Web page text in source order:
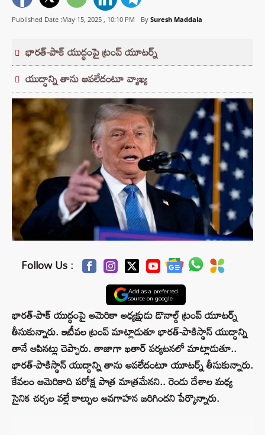
Published Date :May 15, 2025 , 10:10 PM By Suresh Maddala
భారత్-పాక్ యుద్ధంపై ట్రంప్ యూటర్న్
యుద్ధాన్ని తాను ఆపలేదంటూ వ్యాఖ్య
Follow Us :
Add as a preferred
source on google
భారత్-పాక్ యుద్ధంపై అమెరికా అధ్యక్షుడు డొనాల్డ్ ట్రంప్ యూటర్న్
తీసుకున్నారు. ఇటీవల ట్రంప్ మాట్లాడుతూ భారత్-పాకిస్థాన్ యుద్ధాన్ని
తానే ఆపినట్లు చెప్పారు. తాజాగా ఖతార్ పర్యటనలో మాట్లాడుతూ..
భారత్-పాకిస్థాన్ యుద్ధాన్ని తాను ఆపలేదంటూ యూటర్న్ తీసుకున్నారు.
కేవలం ఆమెరికాది పరోక్ష పాత్ర మాత్రమేనని.. రెండు దేశాల మధ్య
సైనిక చర్చల వల్లే కాల్పుల అవగాహన జరిగిందని పేర్కొన్నారు.